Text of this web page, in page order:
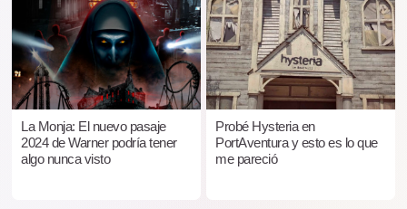
La Monja: El nuevo pasaje
2024 de Warner podría tener
algo nunca visto
Probé Hysteria en
PortAventura y esto es lo que
me pareció